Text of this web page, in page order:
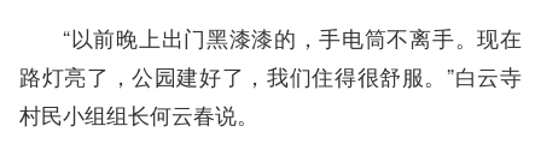
“以前晚上出门黑漆漆的，手电筒不离手。现在
路灯亮了，公园建好了，我们住得很舒服。”白云寺
村民小组组长何云春说。